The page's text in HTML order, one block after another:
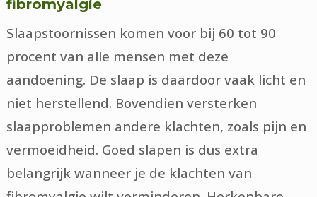
fibromyalgie
Slaapstoornissen komen voor bij 60 tot 90
procent van alle mensen met deze
aandoening. De slaap is daardoor vaak licht en
niet herstellend. Bovendien versterken
slaapproblemen andere klachten, zoals pijn en
vermoeidheid. Goed slapen is dus extra
belangrijk wanneer je de klachten van